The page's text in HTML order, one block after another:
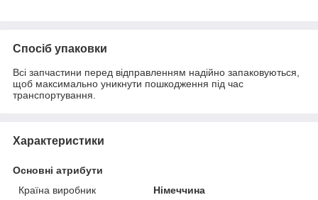
Спосіб упаковки
Всі запчастини перед відправленням надійно запаковуються,
щоб максимально уникнути пошкодження під час
транспортування.
Характеристики
Основні атрибути
Країна виробник
Німеччина